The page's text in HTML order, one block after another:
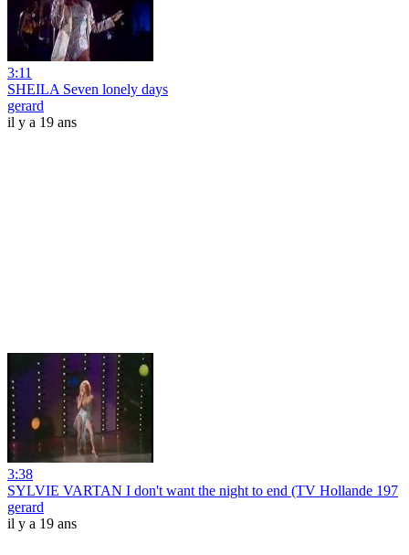
3:11
SHEILA Seven lonely days
gerard
il y a 19 ans
3:38
SYLVIE VARTAN I don't want the night to end (TV Hollande 197
gerard
il y a 19 ans